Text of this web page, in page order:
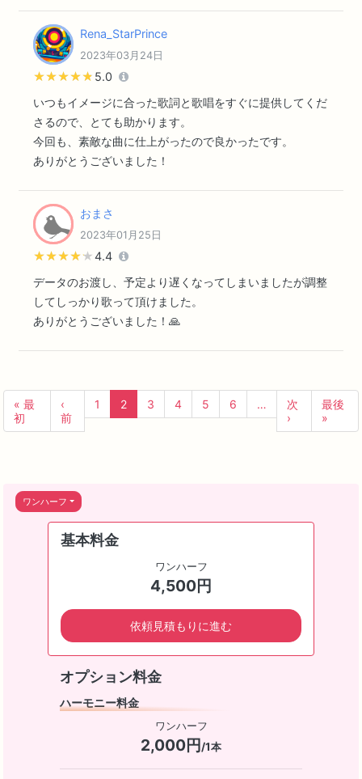
Rena_StarPrince
2023年03月24日
★★★★★
★★★★★ 5.0
いつもイメージに合った歌詞と歌唱をすぐに提供してくだ
さるので、とても助かります。
今回も、素敵な曲に仕上がったので良かったです。
ありがとうございました！
おまさ
2023年01月25日
★★★★★
★★★★★4.4
データのお渡し、予定より遅くなってしまいましたが調整
してしっかり歌って頂けました。
ありがとうございました！🙏
« 最
初
‹
前
1 2 3 4 5 6 …
次
›
最後
»
ワンハーフ
基本料金
ワンハーフ
4,500円
依頼見積もりに進む
オプション料金
ハーモニー料金
ワンハーフ
2,000円/1本